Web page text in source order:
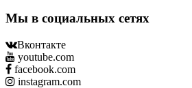
Мы в социальных сетях
Вконтакте
youtube.com
facebook.com
instagram.com